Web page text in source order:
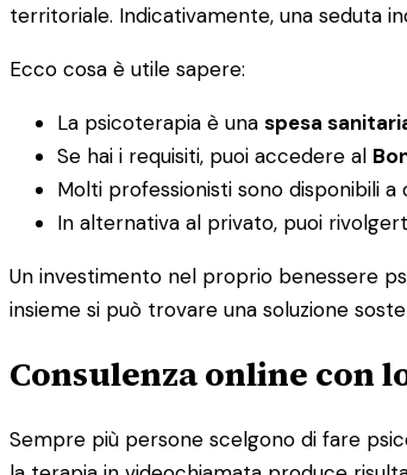
territoriale. Indicativamente, una seduta
Ecco cosa è utile sapere:
La psicoterapia è una spesa
Se hai i requisiti, puoi accedere al
Molti professionisti sono disponibili a
In alternativa al privato, puoi
Un investimento nel proprio benessere
insieme si può trovare una soluzione
Consulenza online con
Sempre più persone scelgono di fare